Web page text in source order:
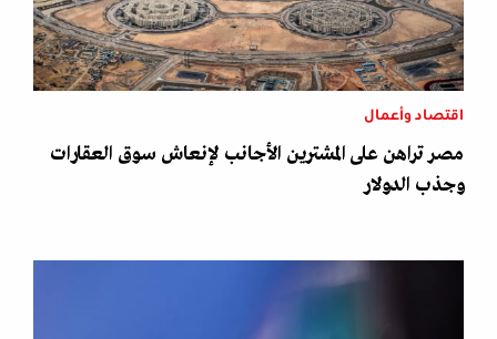
اقتصاد وأعمال
مصر تراهن على المشترين الأجانب لإنعاش سوق العقارات
وجذب الدولار